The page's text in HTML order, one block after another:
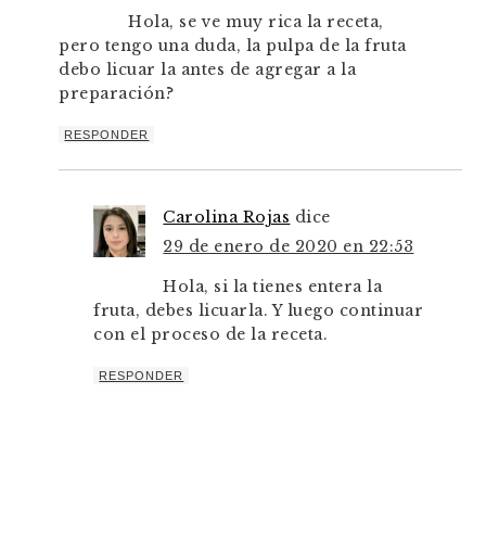
Hola, se ve muy rica la receta,
pero tengo una duda, la pulpa de la fruta
debo licuar la antes de agregar a la
preparación?
RESPONDER
Carolina Rojas dice
29 de enero de 2020 en 22:53
Hola, si la tienes entera la
fruta, debes licuarla. Y luego continuar
con el proceso de la receta.
RESPONDER